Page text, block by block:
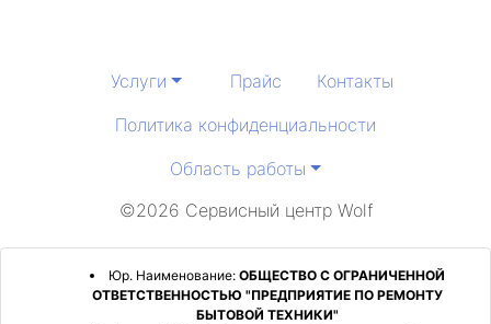
Услуги Прайс
Контакты
Политика конфиденциальности
Область работы
©2026 Сервисный центр Wolf
Юр. Наименование: ОБЩЕСТВО С ОГРАНИЧЕННОЙ
ОТВЕТСТВЕННОСТЬЮ "ПРЕДПРИЯТИЕ ПО РЕМОНТУ
БЫТОВОЙ ТЕХНИКИ"